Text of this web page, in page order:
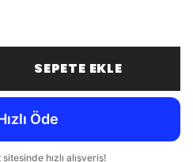
SEPETE EKLE